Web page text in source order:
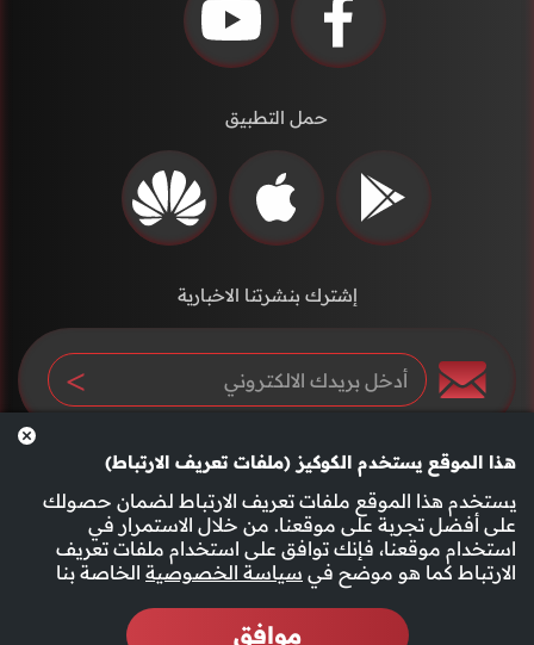
هذا الموقع يستخدم الكوكيز (ملفات تعريف الارتباط)
يستخدم هذا الموقع ملفات تعريف الارتباط لضمان حصولك
على أفضل تجربة على موقعنا. من خلال الاستمرار في
استخدام موقعنا، فإنك توافق على استخدام ملفات تعريف
الارتباط كما هو موضح في سياسة الخصوصية الخاصة بنا
موافق
حمل التطبيق
إشترك بنشرتنا الاخبارية
سياسة الخصوصية الأحكام والشروط